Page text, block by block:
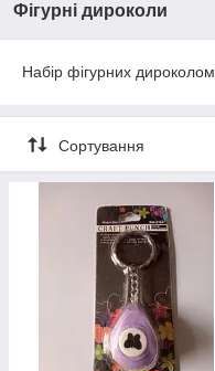
Фігурні дироколи
Набір фігурних дироколом
Сортування